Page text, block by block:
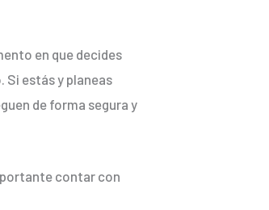
en que decides
Si estás y planeas
de forma segura y
contar con